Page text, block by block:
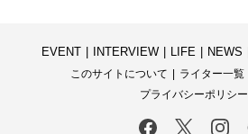
EVENT INTERVIEW LIFE NEWS
このサイトについて
ライター一覧
プライバシーポリシー